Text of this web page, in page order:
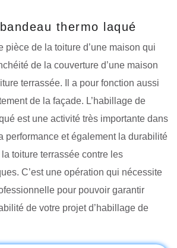
thermo laqué
pièce de la toiture d’une maison qui
de la couverture d’une maison
terrassée. Il a pour fonction aussi
de la façade. L’habillage de
est une activité très importante dans
performance et également la durabilité
toiture terrassée contre les
C’est une opération qui nécessite
pour pouvoir garantir
de votre projet d’habillage de